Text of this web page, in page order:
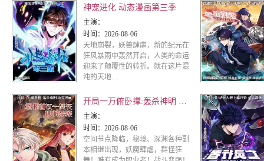
神宠进化 动态漫画第三季
主演：
时间： 2026-08-06
天地崩裂，妖兽肆虐，新的纪元在
狂风暴雨中轰然开启，人类的命运
迎来了颠覆性的转折。就在这片混
沌的天地....
开局一万俯卧撑:轰杀神明 动态漫画
主演：
时间： 2026-08-06
空间节点降临，秘境、深渊各种副
本相继出现，妖魔肆虐，群怪狂